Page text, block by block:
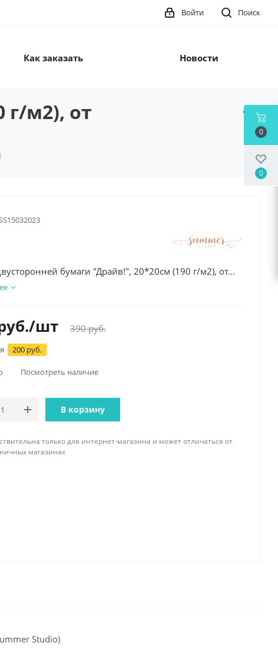
Поиск
Войти
Как заказать Новости
г/м2), от
бумаги "Драйв!", 20*20см (190 г/м2), от...
/шт 390руб.
200 руб.
Посмотреть наличие
В корзину
только для интернет-магазина и может отличаться от
магазинах
Studio)
0
0